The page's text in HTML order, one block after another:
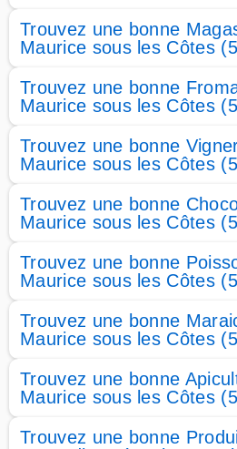
Trouvez une bonne
Maurice sous les Côtes
Trouvez une bonne
Maurice sous les Côtes
Trouvez une bonne
Maurice sous les Côtes
Trouvez une bonne
Maurice sous les Côtes
Trouvez une bonne
Maurice sous les Côtes
Trouvez une bonne
Maurice sous les Côtes
Trouvez une bonne
Maurice sous les Côtes
Trouvez une bonne